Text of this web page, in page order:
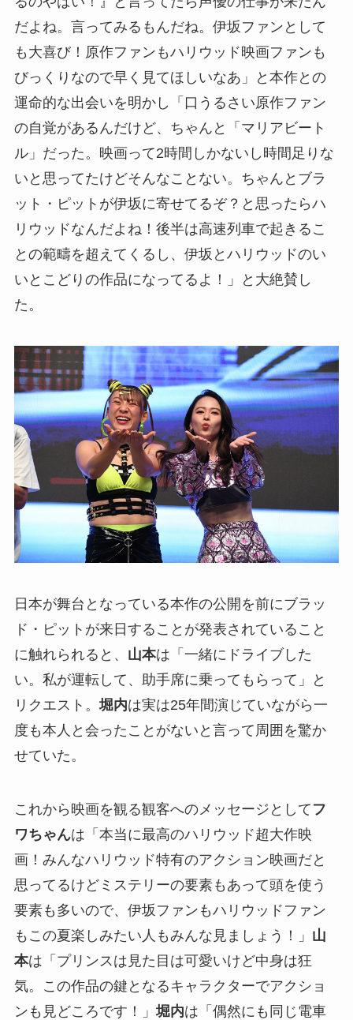
だよね。言ってみるもんだね。伊坂ファンとして
も大喜び！原作ファンもハリウッド映画ファンも
びっくりなので早く見てほしいなあ」と本作との
運命的な出会いを明かし「口うるさい原作ファン
の自覚があるんだけど、ちゃんと「マリアビート
ル」だった。映画って2時間しかないし時間足りな
いと思ってたけどそんなことない。ちゃんとブラ
ット・ピットが伊坂に寄せてるぞ？と思ったらハ
リウッドなんだよね！後半は高速列車で起きるこ
との範疇を超えてくるし、伊坂とハリウッドのい
いとこどりの作品になってるよ！」と大絶賛し
た。
日本が舞台となっている本作の公開を前にブラッ
ド・ピットが来日することが発表されていること
に触れられると、 山本は「一緒にドライブした
い。私が運転して、助手席に乗ってもらって」と
リクエスト。堀内は実は25年間演じていながら一
度も本人と会ったことがないと言って周囲を驚か
せていた。
これから映画を観る観客へのメッセージとして フ
ワちゃんは「本当に最高のハリウッド超大作映
画！みんなハリウッド特有のアクション映画だと
思ってるけどミステリーの要素もあって頭を使う
要素も多いので、伊坂ファンもハリウッドファン
もこの夏楽しみたい人もみんな見ましょう！」 山
本は「プリンスは見た目は可愛いけど中身は狂
気。この作品の鍵となるキャラクターでアクショ
ンも見どころです！」堀内は「偶然にも同じ電車